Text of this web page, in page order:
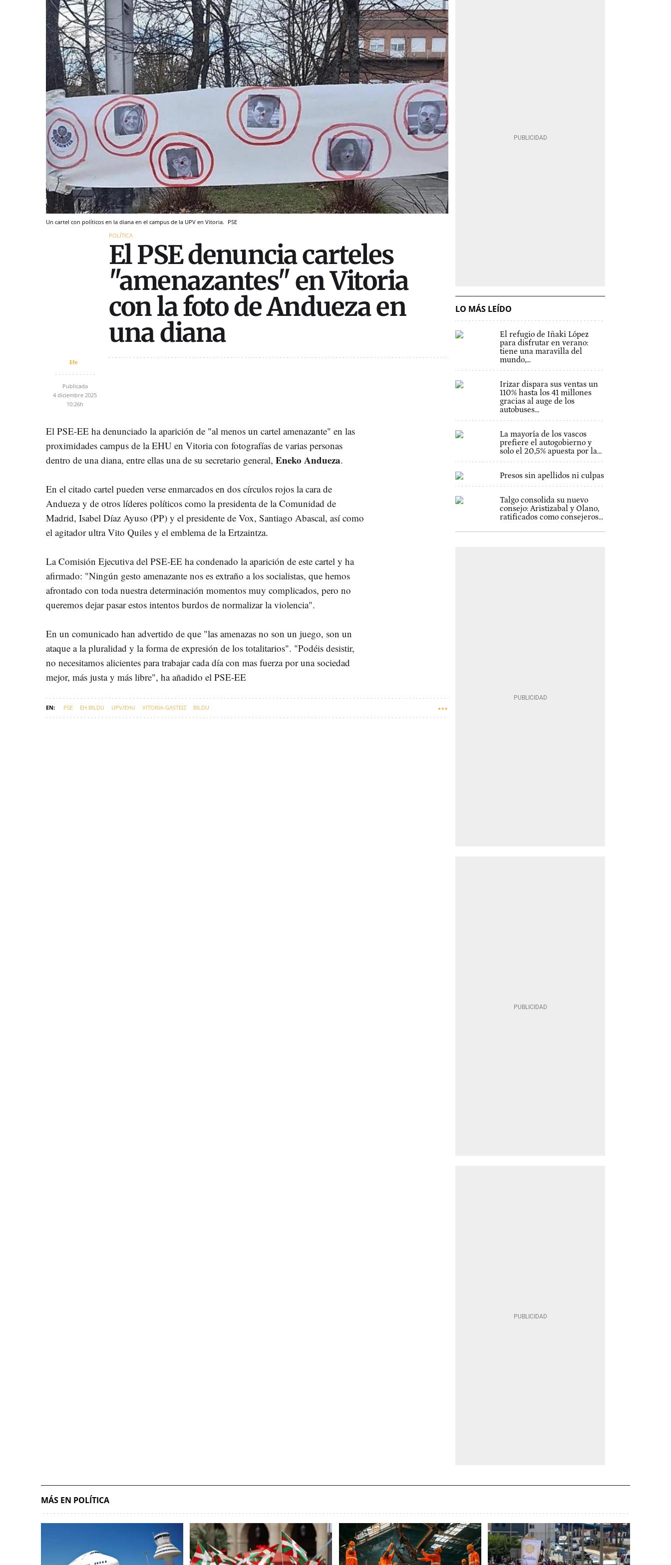
Un cartel con políticos en la diana en el campus de la UPV en Vitoria. PSE
POLÍTICA
El PSE denuncia carteles
"amenazantes" en Vitoria
con la foto de Andueza en
una diana
Efe
Publicada
4 diciembre 2025
10:26h
El PSE-EE ha denunciado la aparición de "al menos un cartel amenazante" en las
proximidades campus de la EHU en Vitoria con fotografías de varias personas
dentro de una diana, entre ellas una de su secretario general, Eneko Andueza.
En el citado cartel pueden verse enmarcados en dos círculos rojos la cara de
Andueza y de otros líderes políticos como la presidenta de la Comunidad de
Madrid, Isabel Díaz Ayuso (PP) y el presidente de Vox, Santiago Abascal, así como
el agitador ultra Vito Quiles y el emblema de la Ertzaintza.
La Comisión Ejecutiva del PSE-EE ha condenado la aparición de este cartel y ha
afirmado: "Ningún gesto amenazante nos es extraño a los socialistas, que hemos
afrontado con toda nuestra determinación momentos muy complicados, pero no
queremos dejar pasar estos intentos burdos de normalizar la violencia".
En un comunicado han advertido de que "las amenazas no son un juego, son un
ataque a la pluralidad y la forma de expresión de los totalitarios". "Podéis desistir,
no necesitamos alicientes para trabajar cada día con mas fuerza por una sociedad
mejor, más justa y más libre", ha añadido el PSE-EE
PSE EH BILDU UPV/EHU VITORIA-GASTEIZ BILDU
LO MÁS LEÍDO
El refugio de Iñaki López
para disfrutar en verano:
tiene una maravilla del
mundo,...
Irizar dispara sus ventas un
110% hasta los 41 millones
gracias al auge de los
autobuses...
La mayoría de los vascos
prefiere el autogobierno y
solo el 20,5% apuesta por la...
Presos sin apellidos ni culpas
Talgo consolida su nuevo
consejo: Aristizabal y Olano,
ratificados como consejeros...
MÁS EN POLÍTICA